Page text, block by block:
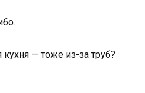
— тоже из-за труб?